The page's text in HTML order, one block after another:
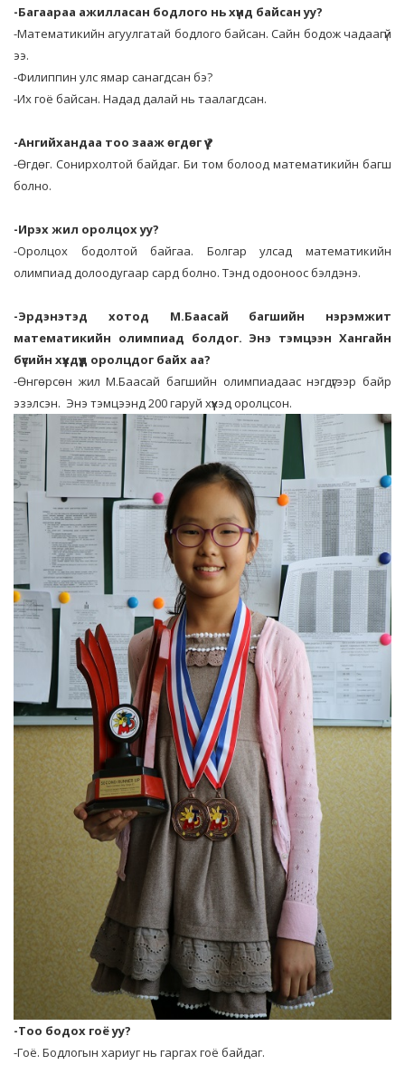
-Багаараа ажилласан бодлого нь хүнд байсан уу?
-Математикийн агуулгатай бодлого байсан. Сайн бодож чадаагүй
ээ.
-Филиппин улс ямар санагдсан бэ?
-Их гоё байсан. Надад далай нь таалагдсан.
-Ангийхандаа тоо зааж өгдөг үү ?
-Өгдөг. Сонирхолтой байдаг. Би том болоод математикийн багш
болно.
-Ирэх жил оролцох уу?
-Оролцох бодолтой байгаа. Болгар улсад математикийн
олимпиад долоодугаар сард болно. Тэнд одооноос бэлдэнэ.
-Эрдэнэтэд хотод М.Баасай багшийн нэрэмжит
математикийн олимпиад болдог. Энэ тэмцээн Хангайн
бүсийн хүүхдүүд оролцдог байх аа?
-Өнгөрсөн жил М.Баасай багшийн олимпиадаас нэгдүгээр байр
эзэлсэн. Энэ тэмцээнд 200 гаруй хүүхэд оролцсон.
-Тоо бодох гоё уу?
-Гоё. Бодлогын хариуг нь гаргах гоё байдаг.